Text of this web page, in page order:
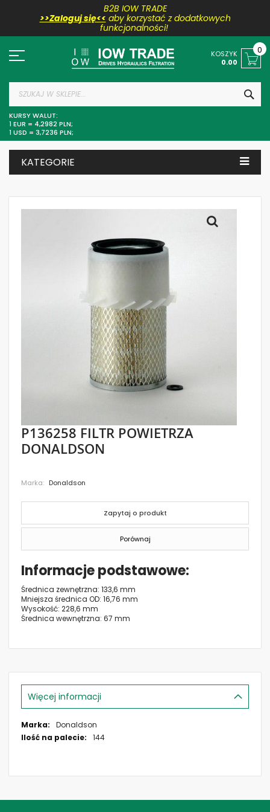
do
treści
B2B IOW TRADE
>>Zaloguj się<< aby korzystać z dodatkowych
funkcjonalności!
KURSY WALUT:
1 EUR = 4,2982 PLN;
1 USD = 3,7236 PLN;
KOSZYK
0.00
0
KATEGORIE
Skip
to
the
images
P136258 FILTR POWIETRZA
DONALDSON
Marka Donaldson
Informacje podstawowe
Średnica zewnętrzna: 133,6 mm
Mniejsza średnica OD: 16,76 mm
Wysokość: 228,6 mm
Średnica wewnętrzna: 67 mm
Zapytaj o produkt
Porównaj
Więcej informacji
Więcej
informacji
Donaldson
144